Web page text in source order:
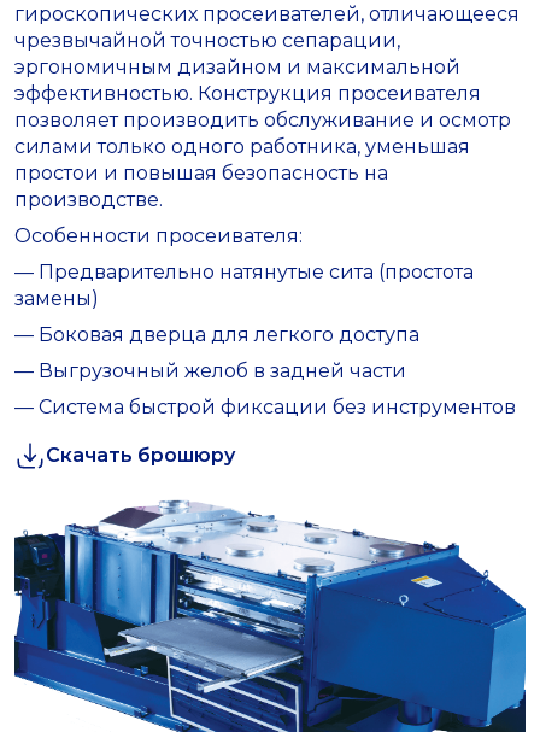
гироскопических просеивателей, отличающееся
чрезвычайной точностью сепарации,
эргономичным дизайном и максимальной
эффективностью. Конструкция просеивателя
позволяет производить обслуживание и осмотр
силами только одного работника, уменьшая
простои и повышая безопасность на
производстве.
Особенности просеивателя:
— Предварительно натянутые сита (простота
замены)
— Боковая дверца для легкого доступа
— Выгрузочный желоб в задней части
— Система быстрой фиксации без инструментов
Скачать брошюру